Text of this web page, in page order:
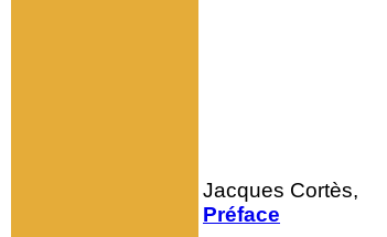
Jacques Cortès,
Préface